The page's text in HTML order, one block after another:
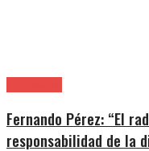
Fernando Pérez: “El
responsabilidad de la